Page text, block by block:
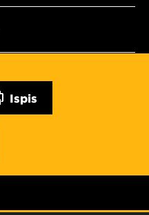
Ispis